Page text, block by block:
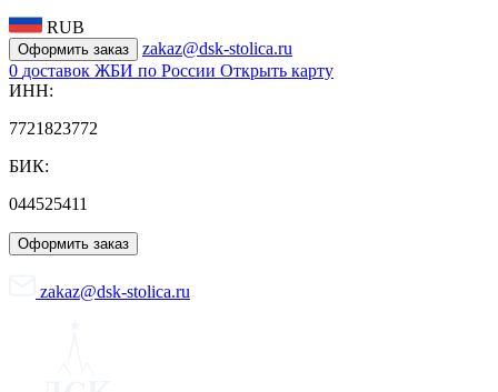
RUB
Оформить заказ
zakaz@dsk-stolica.ru
0 доставок ЖБИ по России Открыть карту
ИНН:
7721823772
БИК:
044525411
Оформить заказ
zakaz@dsk-stolica.ru